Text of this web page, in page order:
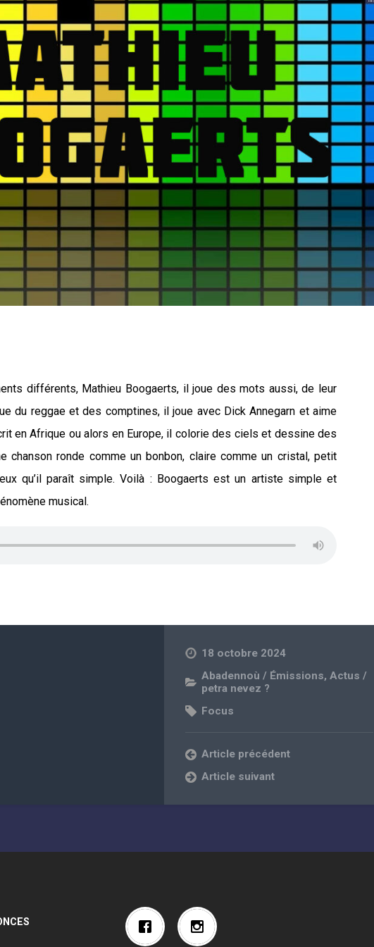
différents, Mathieu Boogaerts, il joue des mots aussi, de leur
du reggae et des comptines, il joue avec Dick Annegarn et aime
en Afrique ou alors en Europe, il colorie des ciels et dessine des
chanson ronde comme un bonbon, claire comme un cristal, petit
qu’il paraît simple. Voilà : Boogaerts est un artiste simple et
musical.
18 octobre 2024
Abadennoù / Émissions,Actus /
petra nevez ?
Focus
Article précédent
Article suivant